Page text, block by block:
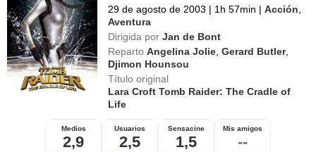
29 de agosto de 2003 | 1h 57min | Acción,
Aventura
Dirigida por Jan de Bont
Reparto Angelina Jolie,Gerard Butler,
Djimon Hounsou
Título original
Lara Croft Tomb Raider: The Cradle of
Life
Medios
2,9
Usuarios
2,5
Sensacine
1,5
Mis amigos
--